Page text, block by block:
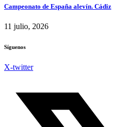
Campeonato de España alevín. Cádiz
11 julio, 2026
Síguenos
X-twitter